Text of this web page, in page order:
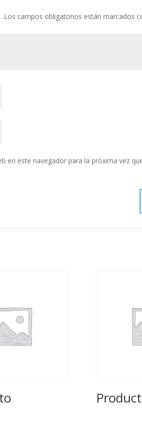
Los campos obligatorios están marcados
en este navegador para la próxima vez